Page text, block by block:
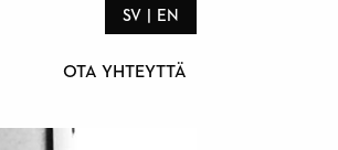
OTA YHTEYTTÄ
SV EN